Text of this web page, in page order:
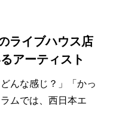
ライブハウス店
アーティスト
んな感じ？」「かっ
ムでは、西日本エ